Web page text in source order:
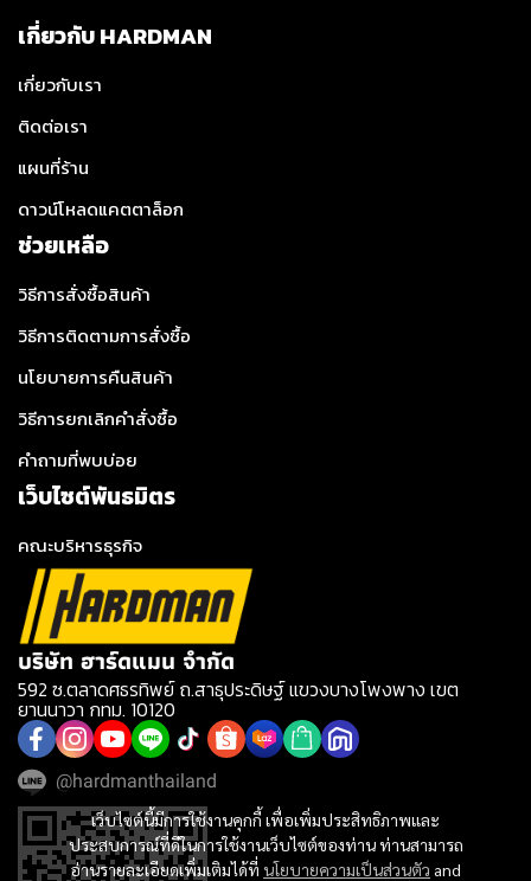
เว็บไซต์นี้มีการใช้งานคุกกี้ เพื่อเพิ่มประสิทธิภาพและ
ประสบการณ์ที่ดีในการใช้งานเว็บไซต์ของท่าน ท่านสามารถ
อ่านรายละเอียดเพิ่มเติมได้ที่ นโยบายความเป็นส่วนตัว and
เกี่ยวกับ HARDMAN
เกี่ยวกับเรา
ติดต่อเรา
แผนที่ร้าน
ดาวน์โหลดแคตตาล็อก
ช่วยเหลือ
วิธีการสั่งซื้อสินค้า
วิธีการติดตามการสั่งซื้อ
นโยบายการคืนสินค้า
วิธีการยกเลิกคำสั่งซื้อ
คำถามที่พบบ่อย
เว็บไซต์พันธมิตร
คณะบริหารธุรกิจ
บริษัท ฮาร์ดแมน จำกัด
592 ซ.ตลาดศธรทิพย์ ถ.สาธุประดิษฐ์ แขวงบางโพงพาง เขต
ยานนาวา กทม. 10120
@hardmanthailand